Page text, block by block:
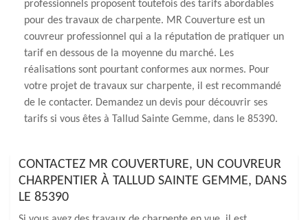
professionnels proposent toutefois des tarifs abordables
pour des travaux de charpente. MR Couverture est un
couvreur professionnel qui a la réputation de pratiquer un
tarif en dessous de la moyenne du marché. Les
réalisations sont pourtant conformes aux normes. Pour
votre projet de travaux sur charpente, il est recommandé
de le contacter. Demandez un devis pour découvrir ses
tarifs si vous êtes à Tallud Sainte Gemme, dans le 85390.
CONTACTEZ MR COUVERTURE, UN COUVREUR
CHARPENTIER À TALLUD SAINTE GEMME, DANS
LE 85390